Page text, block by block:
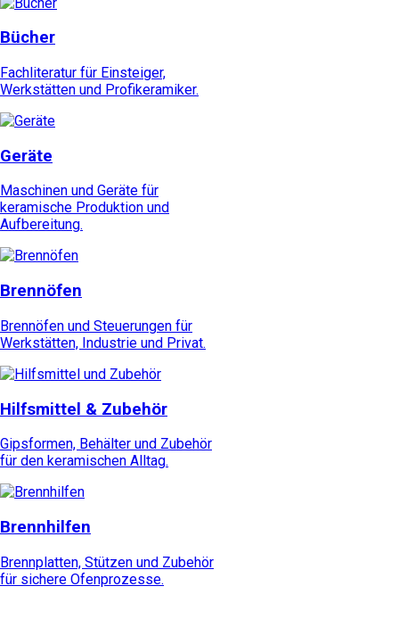
Bücher
Fachliteratur für Einsteiger,
Werkstätten und Profikeramiker.
Geräte
Maschinen und Geräte für
keramische Produktion und
Aufbereitung.
Brennöfen
Brennöfen und Steuerungen für
Werkstätten, Industrie und Privat.
Hilfsmittel & Zubehör
Gipsformen, Behälter und Zubehör
für den keramischen Alltag.
Brennhilfen
Brennplatten, Stützen und Zubehör
für sichere Ofenprozesse.